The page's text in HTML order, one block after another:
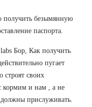
получить безымянную
паспорта.
Бор, Как получить
пугает
строят своих
кормим и нам , а не
прислуживать.